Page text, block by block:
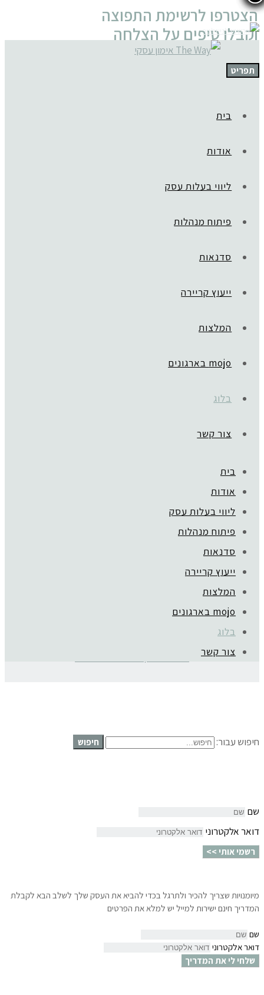
תפריט
בית
אודות
ליווי בעלות עסק
פיתוח מנהלות
סדנאות
ייעוץ קריירה
המלצות
mojo בארגונים
בלוג
צור קשר
בית
אודות
ליווי בעלות עסק
פיתוח מנהלות
סדנאות
ייעוץ קריירה
המלצות
mojo בארגונים
בלוג
צור קשר
אפשר לקרוא כאן על טיפים וכלים לניהול עסק מצליח, סיפורי השראה
חיפוש עבור: חיפוש
שם
דואר אלקטרוני
רשמי אותי >>
מיומנויות שצריך להכיר ולתרגל בכדי להביא את העסק שלך לשלב הבא לקבלת
המדריך חינם ישירות למייל יש למלא את הפרטים
שם
דואר אלקטרוני
שלחי לי את המדריך
הצטרפו לרשימת התפוצה
וקבלו טיפים על הצלחה
עסקית וסיפורי השראה
שעושים טוב
רוצה להרשם